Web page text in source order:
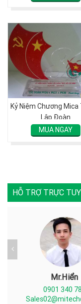
Kỷ Niệm Chương Mica
Lập Đoàn
MUA NGAY
HỖ TRỢ TRỰC
Mr.Hiển
0901 340